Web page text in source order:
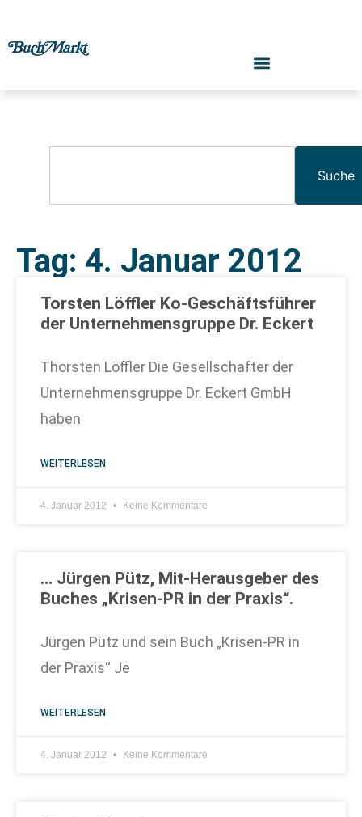
Suche
Tag: 4. Januar 2012
Torsten Löffler Ko-Geschäftsführer
der Unternehmensgruppe Dr. Eckert
Thorsten Löffler Die Gesellschafter der
Unternehmensgruppe Dr. Eckert GmbH
haben
WEITERLESEN
4. Januar 2012 Keine Kommentare
… Jürgen Pütz, Mit-Herausgeber des
Buches „Krisen-PR in der Praxis“.
Jürgen Pütz und sein Buch „Krisen-PR in
der Praxis“ Je
WEITERLESEN
4. Januar 2012 Keine Kommentare